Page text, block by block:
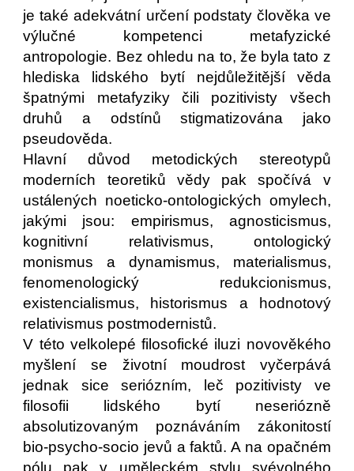
je také adekvátní určení podstaty člověka ve
výlučné kompetenci metafyzické
antropologie. Bez ohledu na to, že byla tato z
hlediska lidského bytí nejdůležitější věda
špatnými metafyziky čili pozitivisty všech
druhů a odstínů stigmatizována jako
pseudověda.
Hlavní důvod metodických stereotypů
moderních teoretiků vědy pak spočívá v
ustálených noeticko-ontologických omylech,
jakými jsou: empirismus, agnosticismus,
kognitivní relativismus, ontologický
monismus a dynamismus, materialismus,
fenomenologický redukcionismus,
existencialismus, historismus a hodnotový
relativismus postmodernistů.
V této velkolepé filosofické iluzi novověkého
myšlení se životní moudrost vyčerpává
jednak sice seriózním, leč pozitivisty ve
filosofii lidského bytí neseriózně
absolutizovaným poznáváním zákonitostí
bio-psycho-socio jevů a faktů. A na opačném
pólu pak v uměleckém stylu svévolného